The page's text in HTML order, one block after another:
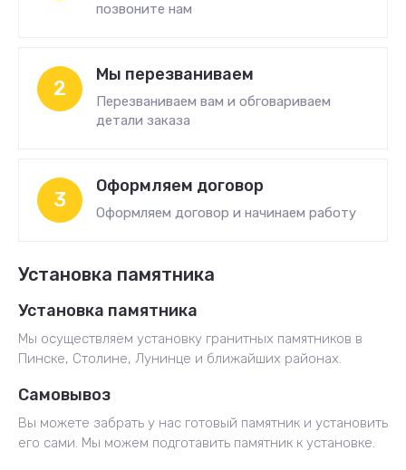
позвоните нам
2
Мы перезваниваем
Перезваниваем вам и обговариваем
детали заказа
3
Оформляем договор
Оформляем договор и начинаем работу
Установка памятника
Установка памятника
Мы осуществляем установку гранитных памятников в
Пинске, Столине, Лунинце и ближайших районах.
Самовывоз
Вы можете забрать у нас готовый памятник и установить
его сами. Мы можем подготавить памятник к установке.